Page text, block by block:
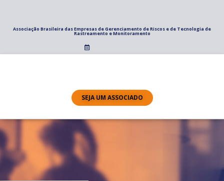
Associação Brasileira das Empresas de Gerenciamento de Riscos e de Tecnologia de
Rastreamento e Monitoramento
SEJA UM ASSOCIADO